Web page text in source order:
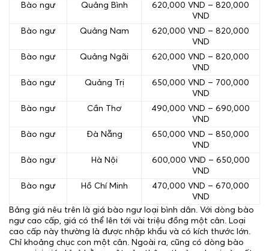
Bào ngư
Quảng Bình
620,000 VND – 820,000
VND
Bào ngư
Quảng Nam
620,000 VND – 820,000
VND
Bào ngư
Quảng Ngãi
620,000 VND – 820,000
VND
Bào ngư
Quảng Trị
650,000 VND – 700,000
VND
Bào ngư
Cần Thơ
490,000 VND – 690,000
VND
Bào ngư
Đà Nẵng
650,000 VND – 850,000
VND
Bào ngư
Hà Nội
600,000 VND – 650,000
VND
Bào ngư
Hồ Chí Minh
470,000 VND – 670,000
VND
Bảng giá nêu trên là giá bào ngư loại bình dân. Với dòng bào
ngư cao cấp, giá có thể lên tới vài triệu đồng một cân. Loại
cao cấp này thường là được nhập khẩu và có kích thước lớn.
Chỉ khoảng chục con một cân. Ngoài ra, cũng có dòng bào